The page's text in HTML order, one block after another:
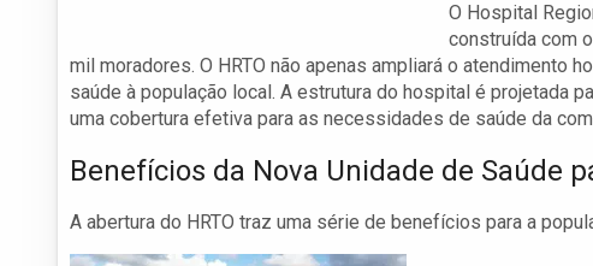
O Hospital
construída com
mil moradores. O HRTO não apenas ampliará o atendimento
saúde à população local. A estrutura do hospital é projetada
uma cobertura efetiva para as necessidades de saúde da
Benefícios da Nova Unidade de Saúde
A abertura do HRTO traz uma série de benefícios para a